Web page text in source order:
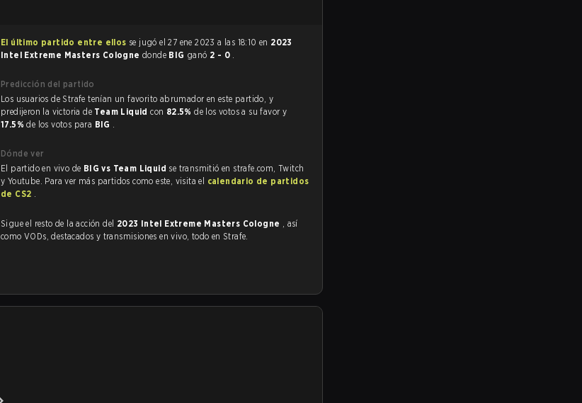
El último partido entre ellos se jugó el 27 ene 2023 a las 18:10 en 2023
Intel Extreme Masters Cologne donde BIG ganó 2 - 0 .
Predicción del partido
Los usuarios de Strafe tenían un favorito abrumador en este partido, y
predijeron la victoria de Team Liquidcon 82.5%de los votos a su favor y
17.5%de los votos para BIG .
Dónde ver
El partido en vivo de BIG vs Team Liquid se transmitió en strafe.com, Twitch
y Youtube. Para ver más partidos como este, visita el calendario de partidos
de CS2 .
Sigue el resto de la acción del 2023 Intel Extreme Masters Cologne , así
como VODs, destacados y transmisiones en vivo, todo en Strafe.